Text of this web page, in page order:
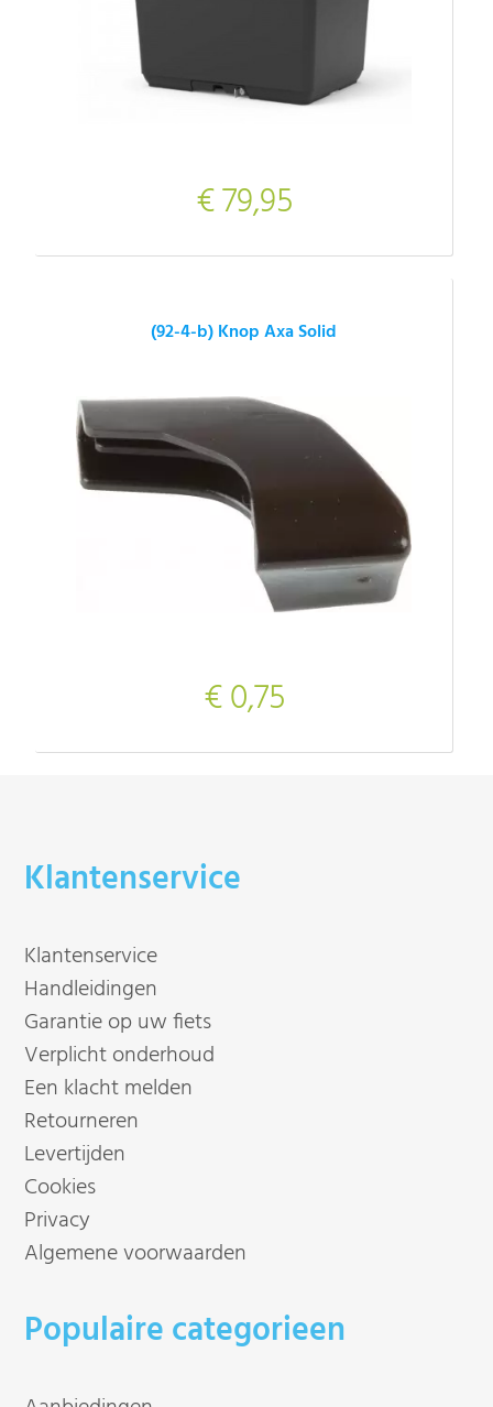
€ 79,95
(92-4-b) Knop Axa Solid
€ 0,75
Klantenservice
Klantenservice
Handleidingen
Garantie op uw fiets
Verplicht onderhoud
Een klacht melden
Retourneren
Levertijden
Cookies
Privacy
Algemene voorwaarden
Populaire categorieen